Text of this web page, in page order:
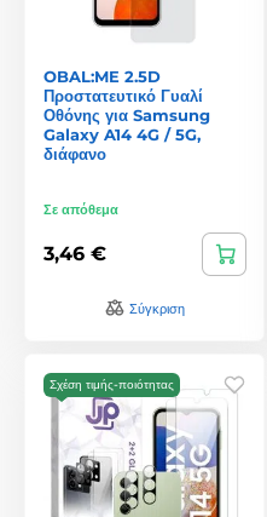
OBAL:ME 2.5D
Προστατευτικό Γυαλί
Οθόνης για Samsung
Galaxy A14 4G / 5G,
διάφανο
Σε απόθεμα
3,46 €
Σύγκριση
Σχέση τιμής-ποιότητας